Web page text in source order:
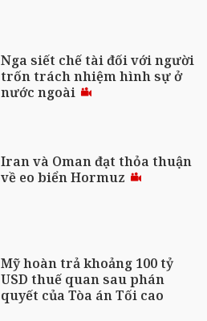
Nga siết chế tài đối với người
trốn trách nhiệm hình sự ở
nước ngoài
Iran và Oman đạt thỏa thuận
về eo biển Hormuz
Mỹ hoàn trả khoảng 100 tỷ
USD thuế quan sau phán
quyết của Tòa án Tối cao